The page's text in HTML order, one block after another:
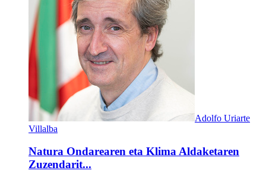
Adolfo Uriarte
Villalba
Natura Ondarearen eta Klima Aldaketaren
Zuzendarit...